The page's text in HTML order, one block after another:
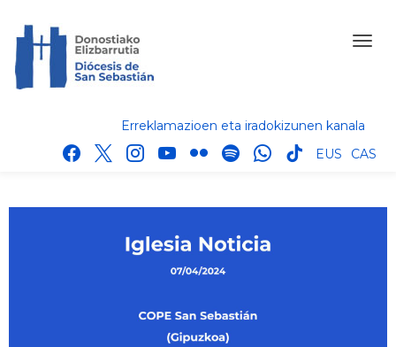
Erreklamazioen eta iradokizunen kanala
facebook
x instagram
youtube
flickr spotifywhatsapp
tik
EUS CAS